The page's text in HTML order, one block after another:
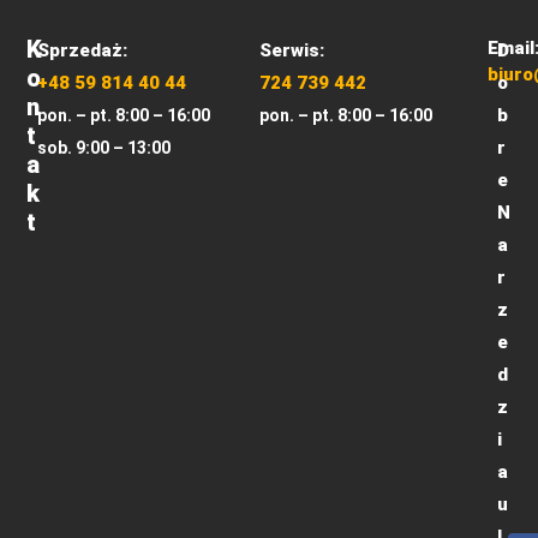
K
O
N
T
A
K
T
Sprzedaż:
+48 59 814 40 44
pon. – pt. 8:00 – 16:00
sob. 9:00 – 13:00
Serwis:
724 739 442
pon. – pt. 8:00 – 16:00
Email:
D
o
b
r
e
N
a
r
z
e
d
z
i
a
u